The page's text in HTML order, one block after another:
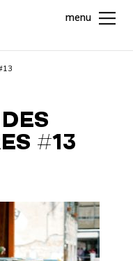
menu
#13